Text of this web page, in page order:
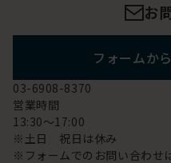
お
フォームか
03-6908-8370
営業時間
13:30～17:00
※土日 祝日は休み
※フォームでのお問い合わせ